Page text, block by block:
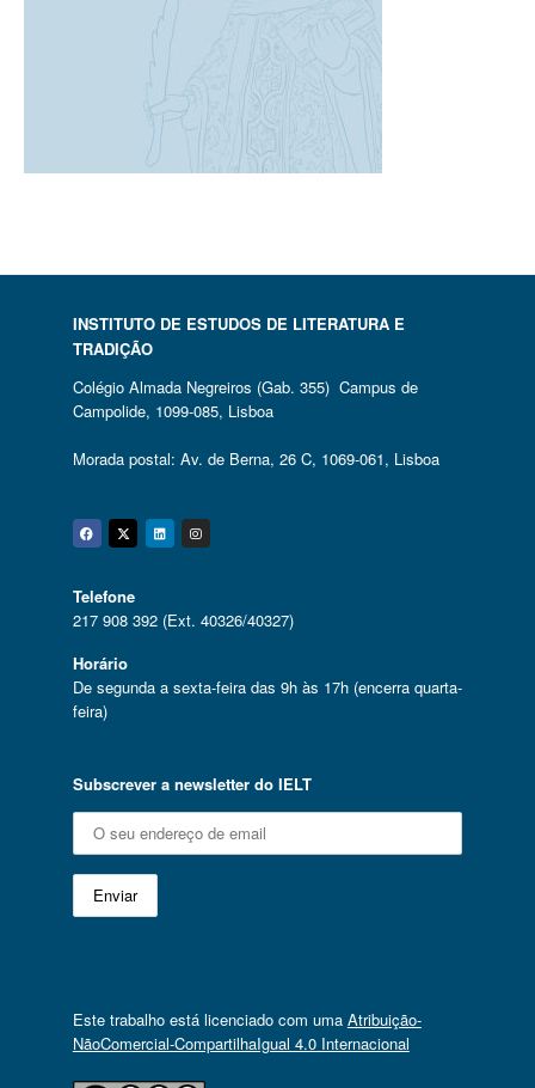
INSTITUTO DE ESTUDOS DE LITERATURA E
TRADIÇÃO
Colégio Almada Negreiros (Gab. 355) Campus de
Campolide, 1099-085, Lisboa
Morada postal: Av. de Berna, 26 C, 1069-061, Lisboa
Facebook
Twitter
Linkedin
Instagram
Telefone
217 908 392 (Ext. 40326/40327)
Horário
De segunda a sexta-feira das 9h às 17h (encerra quarta-
feira)
Subscrever a newsletter do IELT
Este trabalho está licenciado com uma Atribuição-
NãoComercial-CompartilhaIgual 4.0 Internacional